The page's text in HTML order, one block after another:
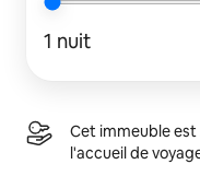
1 nuit
Cet immeuble est
l'accueil de